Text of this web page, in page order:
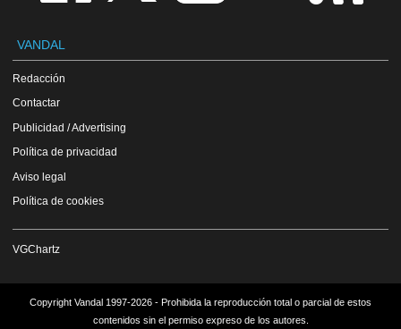
VANDAL
Redacción
Contactar
Publicidad / Advertising
Política de privacidad
Aviso legal
Política de cookies
VGChartz
Copyright Vandal 1997-2026 - Prohibida la reproducción total o parcial de estos
contenidos sin el permiso expreso de los autores.